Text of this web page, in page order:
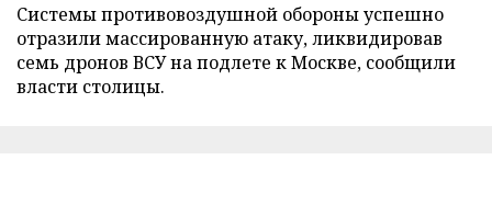
Cистемы противовоздушной обороны успешно
отразили массированную атаку, ликвидировав
семь дронов ВСУ на подлете к Москве, сообщили
власти столицы.